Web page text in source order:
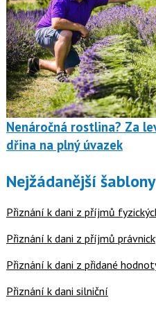
Nenáročná rostlina? Za
dřina na plný úvazek
Nejžádanější šablony
Přiznání k dani z příjmů
Přiznání k dani z příjmů
Přiznání k dani z přidané
Přiznání k dani silniční